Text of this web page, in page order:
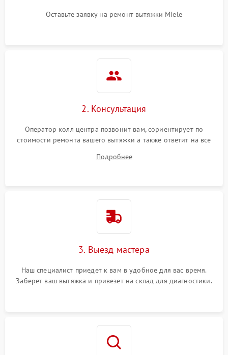
Оставьте заявку на ремонт вытяжки Miele
2. Консультация
Оператор колл центра позвонит вам, сориентирует по
стоимости ремонта вашего вытяжки а также ответит на все
Подробнее
3. Выезд мастера
Наш специалист приедет к вам в удобное для вас время.
Заберет ваш вытяжка и привезет на склад для диагностики.